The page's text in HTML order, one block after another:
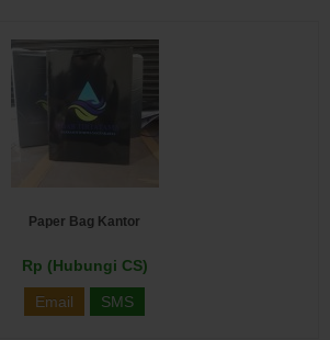
Paper Bag Kantor
Rp (Hubungi CS)
Email SMS